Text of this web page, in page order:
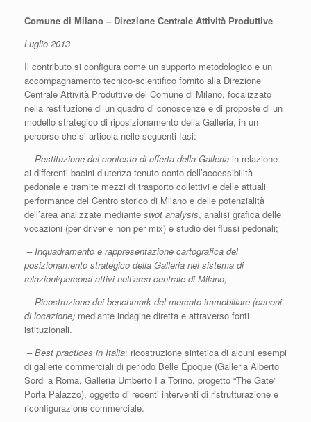
Comune di Milano – Direzione Centrale Attività Produttive
Luglio 2013
Il contributo si configura come un supporto metodologico e un
accompagnamento tecnico-scientifico fornito alla Direzione
Centrale Attività Produttive del Comune di Milano, focalizzato
nella restituzione di un quadro di conoscenze e di proposte di un
modello strategico di riposizionamento della Galleria, in un
percorso che si articola nelle seguenti fasi:
– Restituzione del contesto di offerta della Galleria in relazione
ai differenti bacini d’utenza tenuto conto dell’accessibilità
pedonale e tramite mezzi di trasporto collettivi e delle attuali
performance del Centro storico di Milano e delle potenzialità
dell’area analizzate mediante swot analysis, analisi grafica delle
vocazioni (per driver e non per mix) e studio dei flussi pedonali;
– Inquadramento e rappresentazione cartografica del
posizionamento strategico della Galleria nel sistema di
relazioni/percorsi attivi nell’area centrale di Milano;
– Ricostruzione dei benchmark del mercato immobiliare (canoni
di locazione) mediante indagine diretta e attraverso fonti
istituzionali.
–Best practices in Italia: ricostruzione sintetica di alcuni esempi
di gallerie commerciali di periodo Belle Époque (Galleria Alberto
Sordi a Roma, Galleria Umberto I a Torino, progetto “The Gate”
Porta Palazzo), oggetto di recenti interventi di ristrutturazione e
riconfigurazione commerciale.